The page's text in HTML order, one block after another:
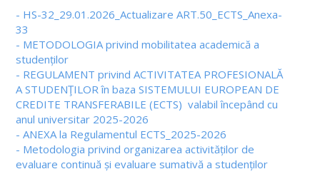
- HS-32_29.01.2026_Actualizare ART.50_ECTS_Anexa-
33
- METODOLOGIA privind mobilitatea academică a
studenților
- REGULAMENT privind ACTIVITATEA PROFESIONALĂ
A STUDENŢILOR în baza SISTEMULUI EUROPEAN DE
CREDITE TRANSFERABILE (ECTS) valabil începând cu
anul universitar 2025-2026
- ANEXA la Regulamentul ECTS_2025-2026
- Metodologia privind organizarea activităților de
evaluare continuă și evaluare sumativă a studenților